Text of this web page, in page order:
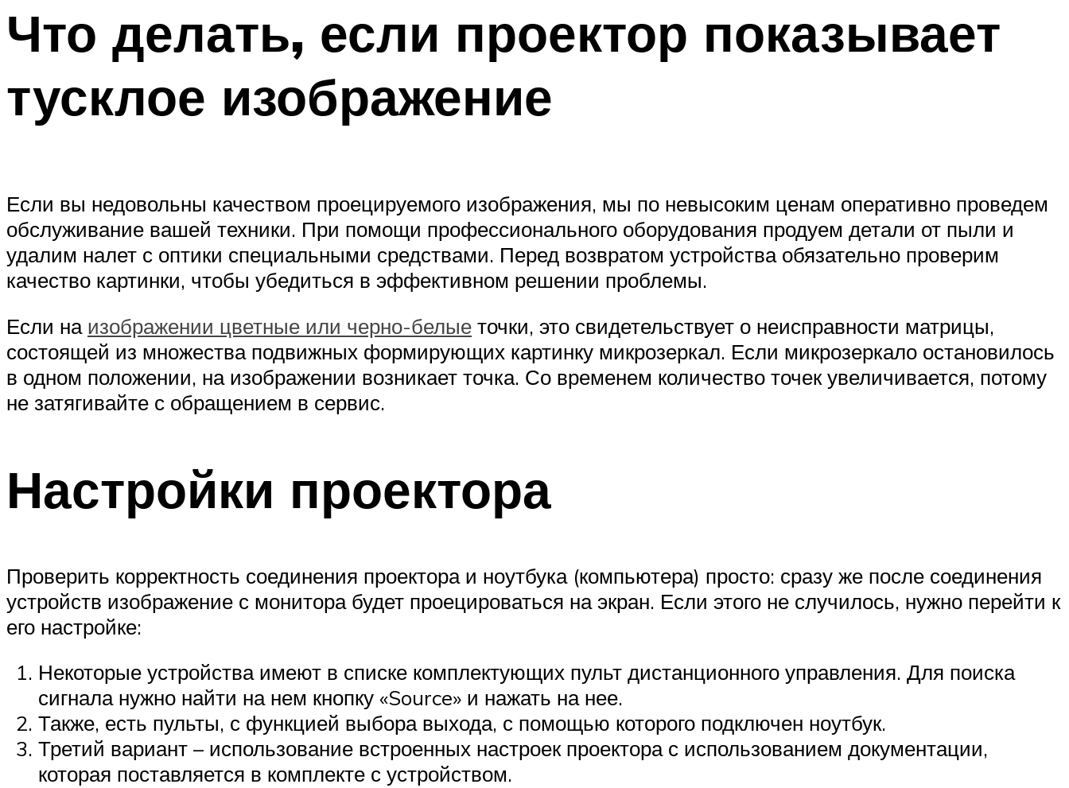
Что делать, если проектор показывает
тусклое изображение
Если вы недовольны качеством проецируемого изображения, мы по невысоким ценам оперативно проведем
обслуживание вашей техники. При помощи профессионального оборудования продуем детали от пыли и
удалим налет с оптики специальными средствами. Перед возвратом устройства обязательно проверим
качество картинки, чтобы убедиться в эффективном решении проблемы.
Если на изображении цветные или черно-белые точки, это свидетельствует о неисправности матрицы,
состоящей из множества подвижных формирующих картинку микрозеркал. Если микрозеркало остановилось
в одном положении, на изображении возникает точка. Со временем количество точек увеличивается, потому
не затягивайте с обращением в сервис.
Настройки проектора
Проверить корректность соединения проектора и ноутбука (компьютера) просто: сразу же после соединения
устройств изображение с монитора будет проецироваться на экран. Если этого не случилось, нужно перейти к
его настройке:
Некоторые устройства имеют в списке комплектующих пульт дистанционного управления. Для поиска
сигнала нужно найти на нем кнопку «Source» и нажать на нее.
Также, есть пульты, с функцией выбора выхода, с помощью которого подключен ноутбук.
Третий вариант – использование встроенных настроек проектора с использованием документации,
которая поставляется в комплекте с устройством.